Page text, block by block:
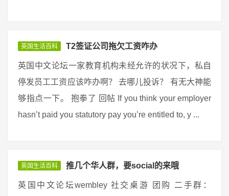
英国生活百科 T2签证公司拖欠工资咋办
英国中文论坛一家教育机构未经允许的状况下，私自
停发员工工资应该咋办啊？ 去哪儿投诉？ 有无大神能
够指点一下。 抱拳了 回帖 If you think your employer
hasn’t paid you statutory pay you’re entitled to, y ...
英国生活百科 推几个华人群，要social的来哦
英国中文论坛wembley 社交桌游 团购 二手群：